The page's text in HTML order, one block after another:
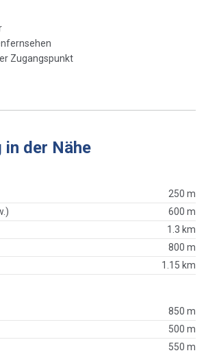
Zugangspunkt
der Nähe
250 m
600 m
1.3 km
800 m
1.15 km
850 m
500 m
550 m